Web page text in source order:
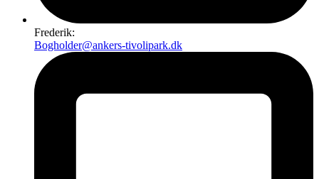
Frederik:
Bogholder@ankers-tivolipark.dk